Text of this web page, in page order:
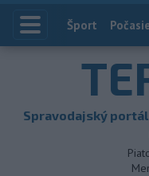
Index
Šport
Spravodajský